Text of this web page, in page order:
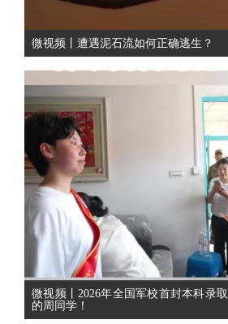
微视频丨遭遇泥石流如何正确逃生？
微视频丨2026年全国军校首封本科录
的周同学！